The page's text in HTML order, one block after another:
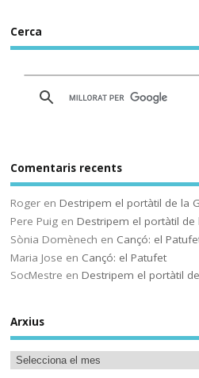
programas y datos se
alojarán en
Gobierno vasco
Sóc.mestre
2y
La vida a l'institut
Andrea Galaxina
@andreagalaxina.bsky.social
que han publicado hoy en El
sobre una niña en Asturias
ha suicidado tras sufrir
el instituto. Como a
Cerca
Comentaris recents
Roger enDestripem el portàtil de la
Pere Puig enDestripem el portàtil de
Sònia Domènech en Cançó: el
Maria Jose en Cançó: el Patufet
SocMestre enDestripem el portàtil
Arxius